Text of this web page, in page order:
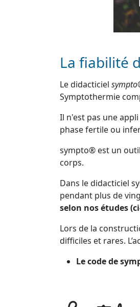
La fiabilité
Le didacticiel
Symptothermie
Il n'est pas une
phase fertile ou
sympto® est un
corps.
Dans le didacticiel
pendant plus de
selon nos études
Lors de la
difficiles et rares.
Le code de